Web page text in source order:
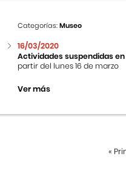
Categorías:Museo
16/03/2020
Actividades suspendidas en
partir del lunes 16 de marzo
Ver más
«